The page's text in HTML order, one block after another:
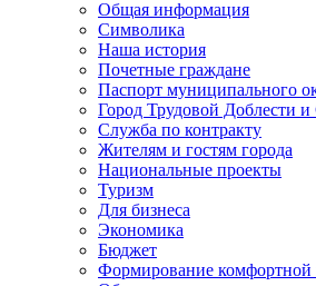
Общая информация
Символика
Наша история
Почетные граждане
Паспорт муниципального
Город Трудовой Доблести
Служба по контракту
Жителям и гостям города
Национальные проекты
Туризм
Для бизнеса
Экономика
Бюджет
Формирование комфортной